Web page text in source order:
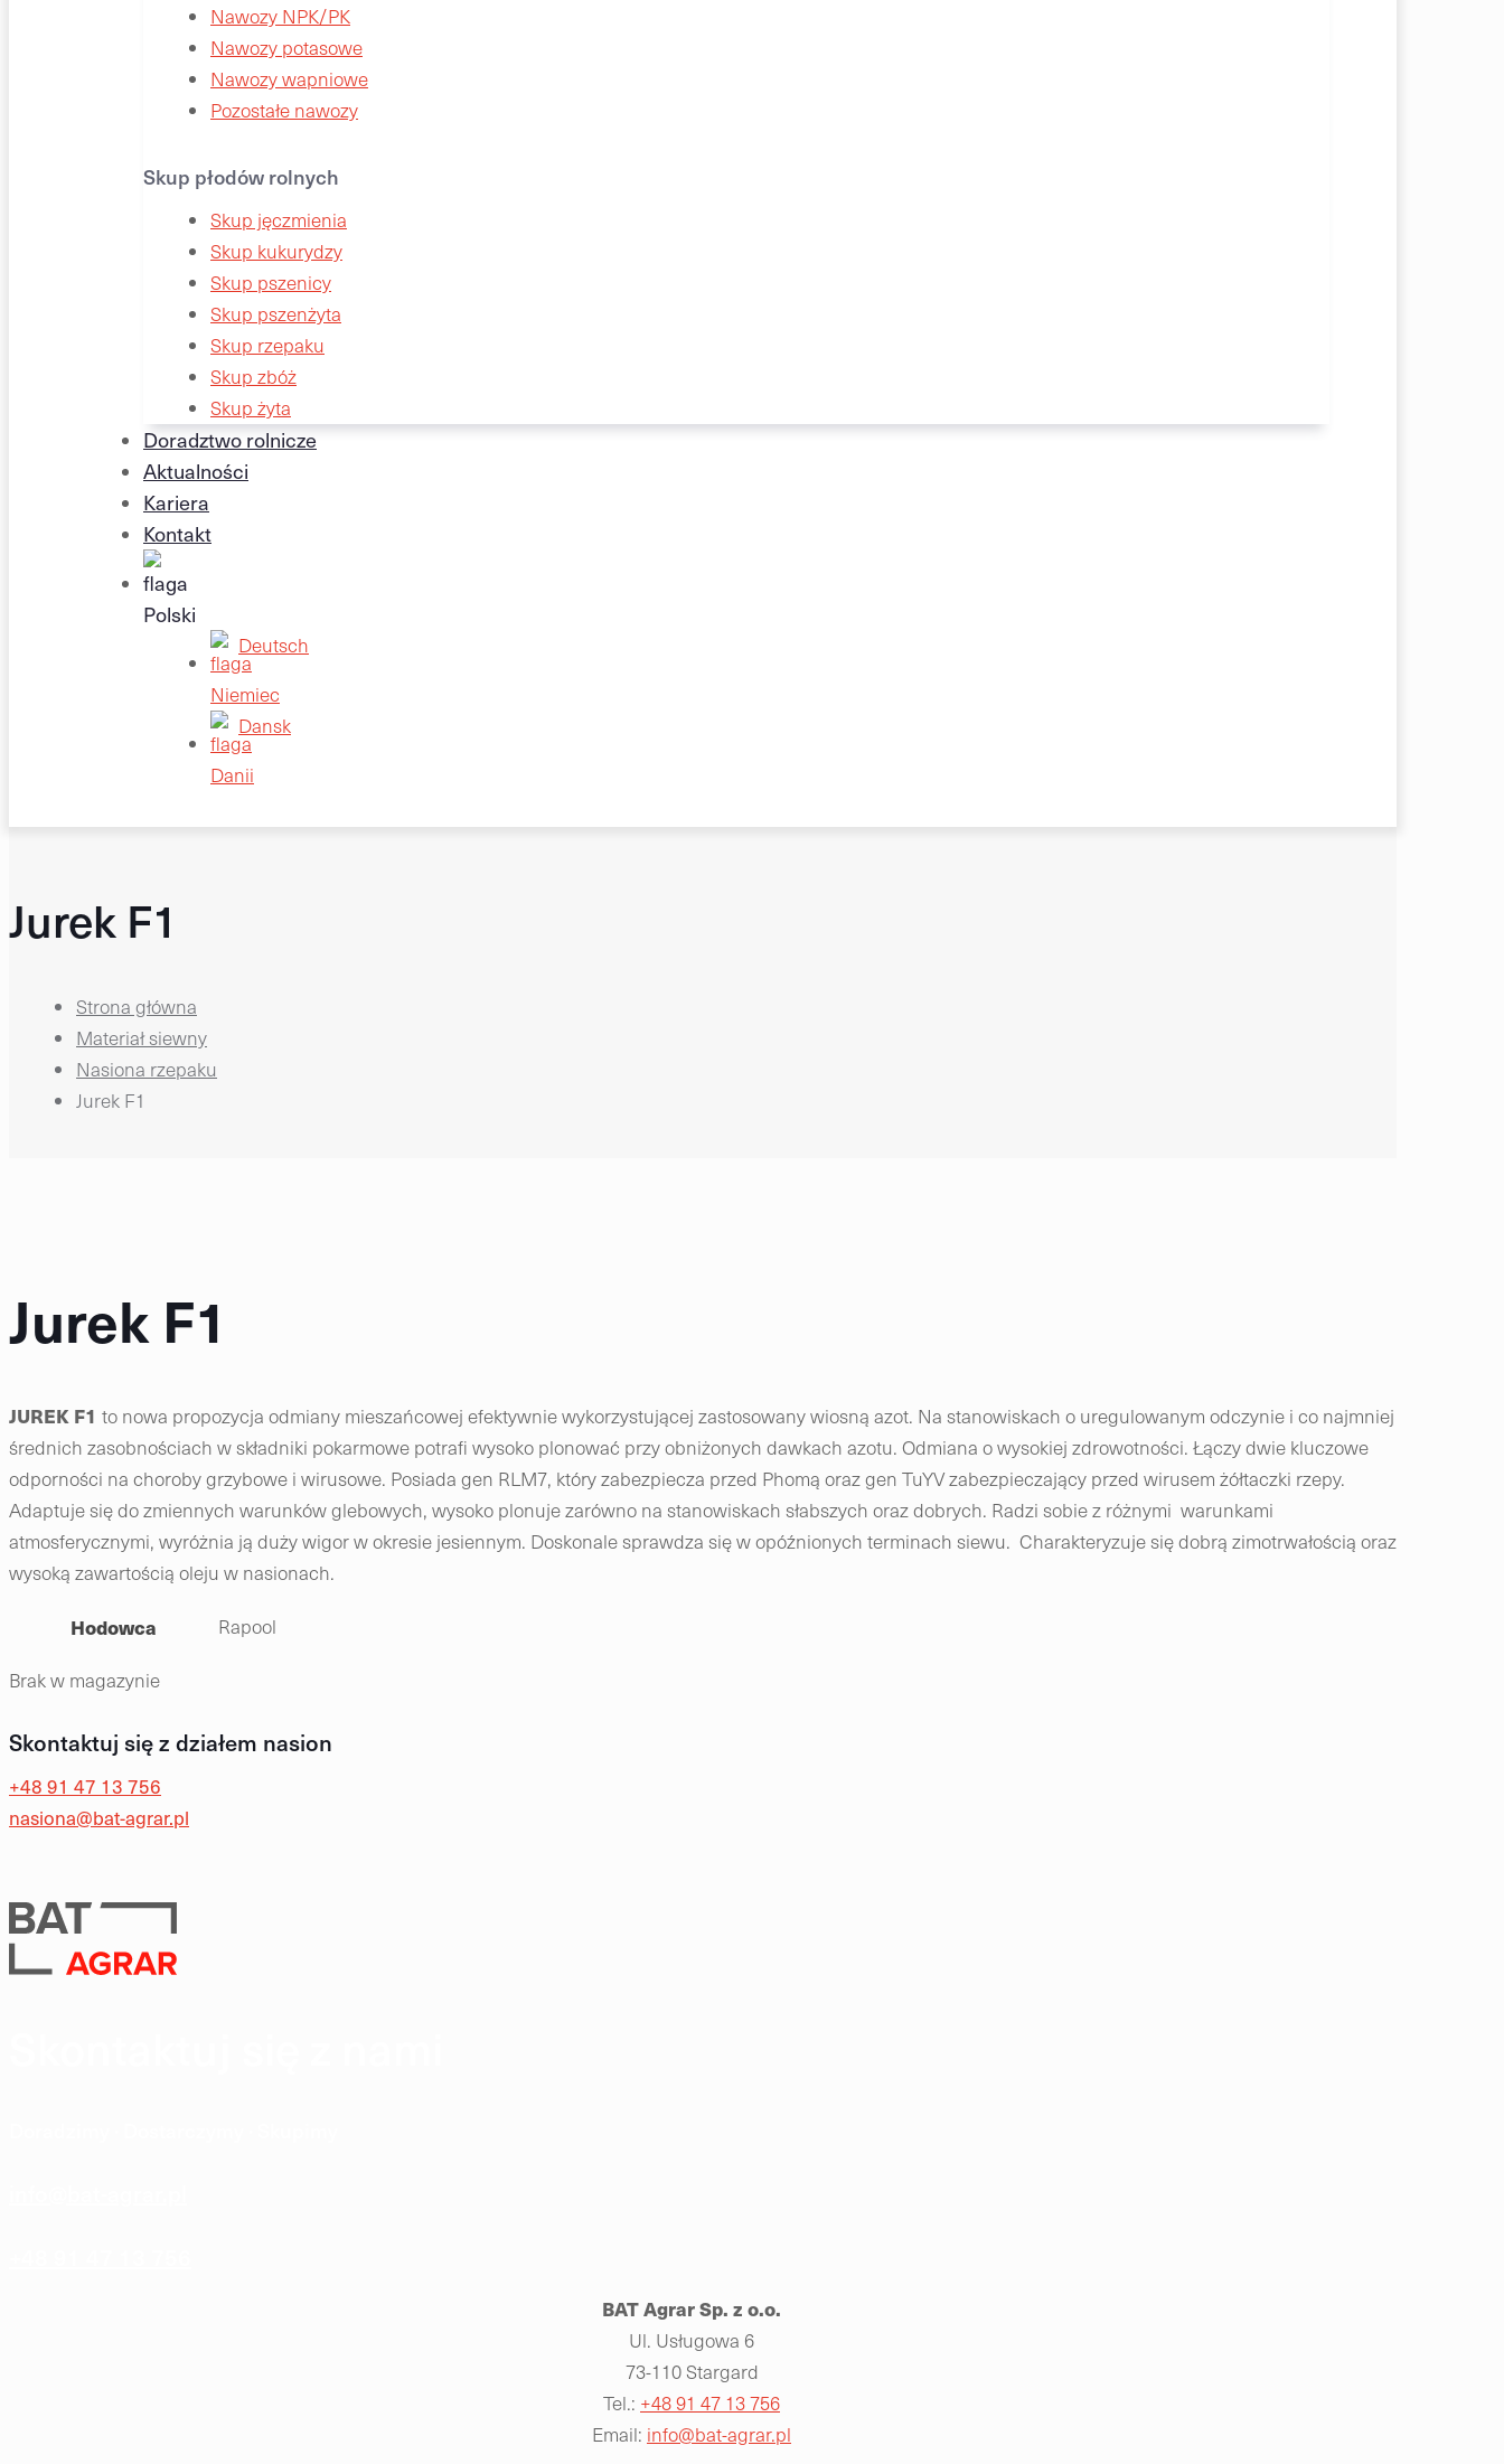
Nawozy NPK/PK
Nawozy potasowe
Nawozy wapniowe
Pozostałe nawozy
Skup płodów rolnych
Skup jęczmienia
Skup kukurydzy
Skup pszenicy
Skup pszenżyta
Skup rzepaku
Skup zbóż
Skup żyta
Doradztwo rolnicze
Aktualności
Kariera
Kontakt
Deutsch
Dansk
Jurek F1
Strona główna
Materiał siewny
Nasiona rzepaku
Jurek F1
Jurek F1
JUREK F1 to nowa propozycja odmiany mieszańcowej efektywnie wykorzystującej zastosowany wiosną azot. Na stanowiskach o uregulowanym odczynie i co najmniej
średnich zasobnościach w składniki pokarmowe potrafi wysoko plonować przy obniżonych dawkach azotu. Odmiana o wysokiej zdrowotności. Łączy dwie kluczowe
odporności na choroby grzybowe i wirusowe. Posiada gen RLM7, który zabezpiecza przed Phomą oraz gen TuYV zabezpieczający przed wirusem żółtaczki rzepy.
Adaptuje się do zmiennych warunków glebowych, wysoko plonuje zarówno na stanowiskach słabszych oraz dobrych. Radzi sobie z różnymi warunkami
atmosferycznymi, wyróżnia ją duży wigor w okresie jesiennym. Doskonale sprawdza się w opóźnionych terminach siewu. Charakteryzuje się dobrą zimotrwałością oraz
wysoką zawartością oleju w nasionach.
Hodowca Rapool
Brak w magazynie
Skontaktuj się z działem nasion
+48 91 47 13 756
nasiona@bat-agrar.pl
BAT Agrar Sp. z o.o.
Ul. Usługowa 6
73-110 Stargard
Tel.: +48 91 47 13 756
Email: info@bat-agrar.pl